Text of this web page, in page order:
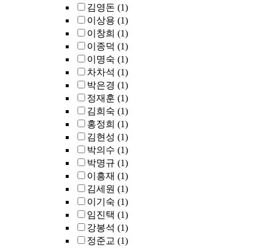
김영돈 (1)
이상용 (1)
이창희 (1)
이종덕 (1)
이명숙 (1)
차차석 (1)
박은경 (1)
정재훈 (1)
김희숙 (1)
홍정희 (1)
김현성 (1)
박의수 (1)
박명규 (1)
이흥재 (1)
김세원 (1)
이기숙 (1)
임진택 (1)
강봉석 (1)
정준교 (1)